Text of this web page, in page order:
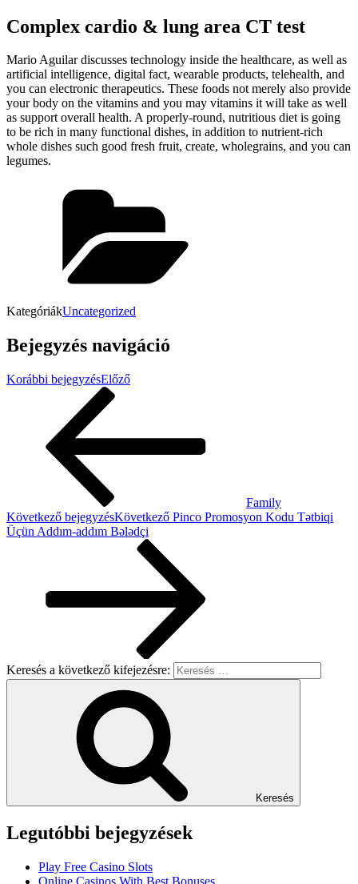
Complex cardio & lung area CT test
Mario Aguilar discusses technology inside the healthcare, as well as
artificial intelligence, digital fact, wearable products, telehealth, and
you can electronic therapeutics. These foods not merely also provide
your body on the vitamins and you may vitamins it will take as well
as support overall health. A properly-round, nutritious diet is going
to be rich in many functional dishes, in addition to nutrient-rich
whole dishes such good fresh fruit, create, wholegrains, and you can
legumes.
KategóriákUncategorized
Bejegyzés navigáció
Korábbi bejegyzésElőző
Family
Következő bejegyzésKövetkező Pinco Promosyon Kodu Tətbiqi
Üçün Addım-addım Bələdçi
Keresés a következő kifejezésre:
Keresés
Legutóbbi bejegyzések
Play Free Casino Slots
Online Casinos With Best Bonuses